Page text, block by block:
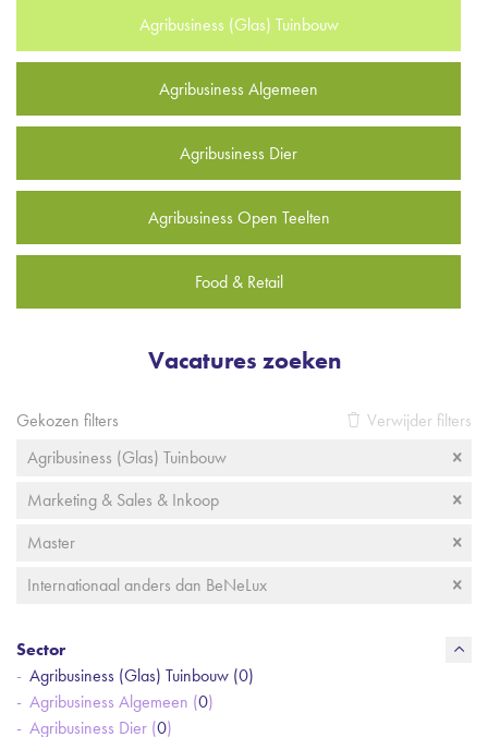
Agribusiness (Glas) Tuinbouw
Agribusiness Algemeen
Agribusiness Dier
Agribusiness Open Teelten
Food & Retail
Vacatures zoeken
Gekozen filters
Verwijder filters
Agribusiness (Glas) Tuinbouw
Marketing & Sales & Inkoop
Master
Internationaal anders dan BeNeLux
Sector
Agribusiness (Glas) Tuinbouw (0)
Agribusiness Algemeen (0)
Agribusiness Dier (0)